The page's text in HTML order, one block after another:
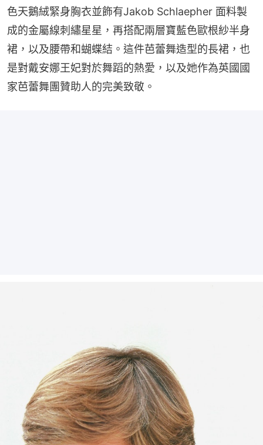
色天鵝絨緊身胸衣並飾有Jakob Schlaepher 面料製
成的金屬線刺繡星星，再搭配兩層寶藍色歐根紗半身
裙，以及腰帶和蝴蝶結。這件芭蕾舞造型的長裙，也
是對戴安娜王妃對於舞蹈的熱愛，以及她作為英國國
家芭蕾舞團贊助人的完美致敬。